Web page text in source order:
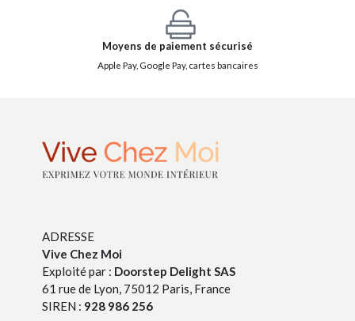
Moyens de paiement sécurisé
Apple Pay, Google Pay, cartes bancaires
ADRESSE
Vive Chez Moi
Exploité par : Doorstep Delight SAS
61 rue de Lyon, 75012 Paris, France
SIREN : 928 986 256